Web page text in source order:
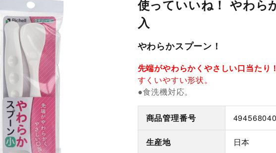
使っていいね！ やわら
入
やわらかスプーン！
先端がやわらかくやさしい口当たり！
すくいやすい形状。
●食洗機対応。
商品管理番号
生産地 日本